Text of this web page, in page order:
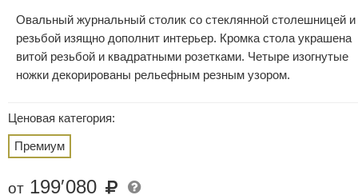
Овальный журнальный столик со стеклянной столешницей и
резьбой изящно дополнит интерьер. Кромка стола украшена
витой резьбой и квадратными розетками. Четыре изогнутые
ножки декорированы рельефным резным узором.
Ценовая категория:
Премиум
от 199′080